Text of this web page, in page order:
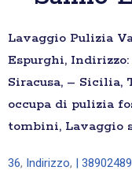
Lavaggio Pulizia
Espurghi, Indirizzo:
Siracusa, – Sicilia,
occupa di pulizia
tombini, Lavaggio
36, Indirizzo, |